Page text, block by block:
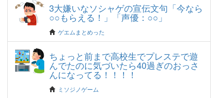
3大嫌いなソシャゲの宣伝文句「今なら
○○もらえる！」「声優：○○」
ゲエムまとめった
ちょっと前まで高校生でプレステで遊
んでたのに気づいたら40過ぎのおっさ
んになってる！！！！
ミソジノゲーム